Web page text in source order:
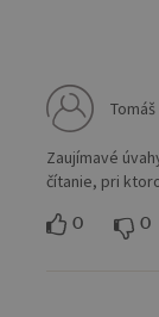
Zaujímavé
čítanie, pri
0 0